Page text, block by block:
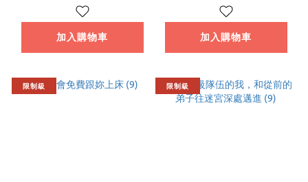
加入購物車 加入購物車
限制級 限制級